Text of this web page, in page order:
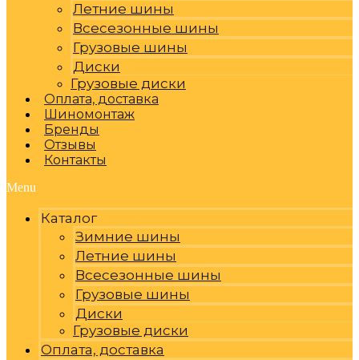
Летние шины
Всесезонные шины
Грузовые шины
Диски
Грузовые диски
Оплата, доставка
Шиномонтаж
Бренды
Отзывы
Контакты
Menu
Каталог
Зимние шины
Летние шины
Всесезонные шины
Грузовые шины
Диски
Грузовые диски
Оплата, доставка